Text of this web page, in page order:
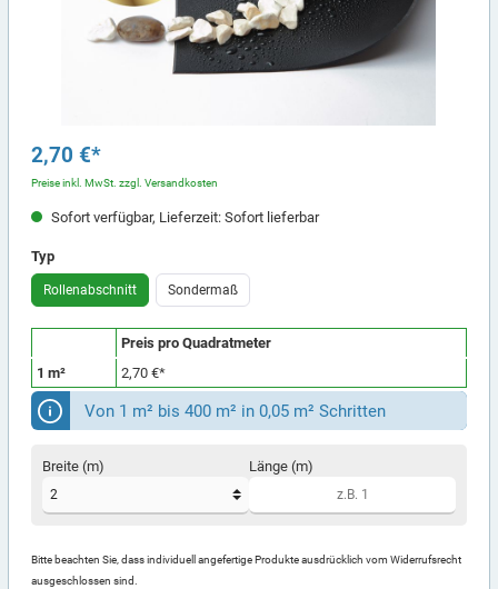
2,70 €*
Preise inkl. MwSt. zzgl. Versandkosten
Sofort verfügbar, Lieferzeit: Sofort lieferbar
Typ
Rollenabschnitt Sondermaß
Preis pro Quadratmeter
1 m²
2,70 €*
Von 1 m² bis 400 m² in 0,05 m² Schritten
Breite (m) Länge (m)
Bitte beachten Sie, dass individuell angefertige Produkte ausdrücklich vom Widerrufsrecht
ausgeschlossen sind.